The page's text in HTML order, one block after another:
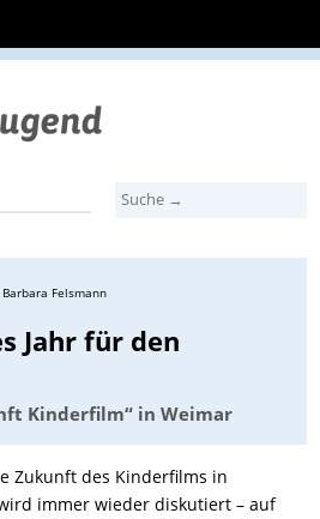
Felsmann
Jahr für den
Kinderfilm“ in Weimar
Zukunft des Kinderfilms in
immer wieder diskutiert – auf